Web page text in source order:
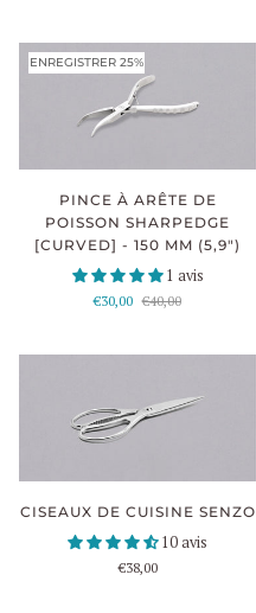
ENREGISTRER 25%
PINCE À ARÊTE DE
POISSON SHARPEDGE
[CURVED] - 150 MM (5,9")
1 avis
€30,00 €40,00
CISEAUX DE CUISINE SENZO
10 avis
€38,00